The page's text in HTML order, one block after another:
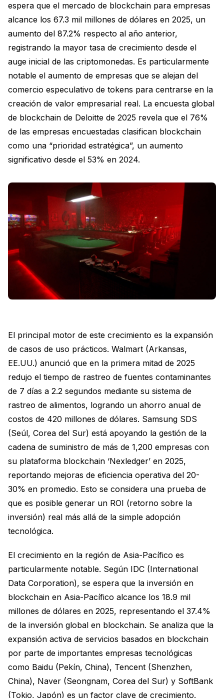
espera que el mercado de blockchain para empresas
alcance los 67.3 mil millones de dólares en 2025, un
aumento del 87.2% respecto al año anterior,
registrando la mayor tasa de crecimiento desde el
auge inicial de las criptomonedas. Es particularmente
notable el aumento de empresas que se alejan del
comercio especulativo de tokens para centrarse en la
creación de valor empresarial real. La encuesta global
de blockchain de Deloitte de 2025 revela que el 76%
de las empresas encuestadas clasifican blockchain
como una “prioridad estratégica”, un aumento
significativo desde el 53% en 2024.
El principal motor de este crecimiento es la expansión
de casos de uso prácticos. Walmart (Arkansas,
EE.UU.) anunció que en la primera mitad de 2025
redujo el tiempo de rastreo de fuentes contaminantes
de 7 días a 2.2 segundos mediante su sistema de
rastreo de alimentos, logrando un ahorro anual de
costos de 420 millones de dólares. Samsung SDS
(Seúl, Corea del Sur) está apoyando la gestión de la
cadena de suministro de más de 1,200 empresas con
su plataforma blockchain ‘Nexledger’ en 2025,
reportando mejoras de eficiencia operativa del 20-
30% en promedio. Esto se considera una prueba de
que es posible generar un ROI (retorno sobre la
inversión) real más allá de la simple adopción
tecnológica.
El crecimiento en la región de Asia-Pacífico es
particularmente notable. Según IDC (International
Data Corporation), se espera que la inversión en
blockchain en Asia-Pacífico alcance los 18.9 mil
millones de dólares en 2025, representando el 37.4%
de la inversión global en blockchain. Se analiza que la
expansión activa de servicios basados en blockchain
por parte de importantes empresas tecnológicas
como Baidu (Pekín, China), Tencent (Shenzhen,
China), Naver (Seongnam, Corea del Sur) y SoftBank
(Tokio, Japón) es un factor clave de crecimiento.